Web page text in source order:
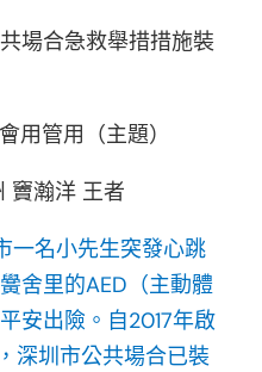
合急救舉措措施裝
管用（主題）
瀚洋 王者
名小先生突發心跳
舍里的AED（主動體
安出險。自2017年啟
深圳市公共場合已裝